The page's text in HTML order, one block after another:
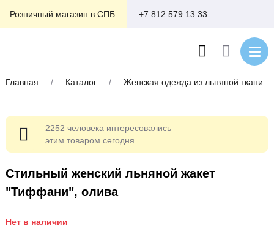
Розничный магазин в СПБ +7 812 579 13 33
Главная / Каталог / Женская одежда из льняной ткани
Стильный женский льняной жакет
"Тиффани", олива
Нет в наличии
2252 человека интересовались
этим товаром сегодня